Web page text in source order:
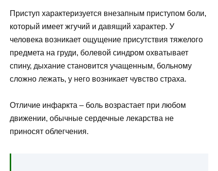
Приступ характеризуется внезапным приступом боли,
который имеет жгучий и давящий характер. У
человека возникает ощущение присутствия тяжелого
предмета на груди, болевой синдром охватывает
спину, дыхание становится учащенным, больному
сложно лежать, у него возникает чувство страха.
Отличие инфаркта – боль возрастает при любом
движении, обычные сердечные лекарства не
приносят облегчения.